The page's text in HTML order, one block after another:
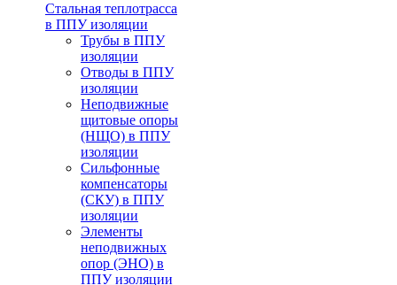
Стальная теплотрасса
в ППУ изоляции
Трубы в ППУ
изоляции
Отводы в ППУ
изоляции
Неподвижные
щитовые опоры
(НЩО) в ППУ
изоляции
Cильфонные
компенсаторы
(СКУ) в ППУ
изоляции
Элементы
неподвижных
опор (ЭНО) в
ППУ изоляции